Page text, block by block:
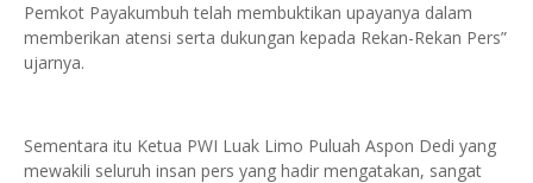
Pemkot Payakumbuh telah membuktikan upayanya dalam
memberikan atensi serta dukungan kepada Rekan-Rekan Pers”
ujarnya.
Sementara itu Ketua PWI Luak Limo Puluah Aspon Dedi yang
mewakili seluruh insan pers yang hadir mengatakan, sangat